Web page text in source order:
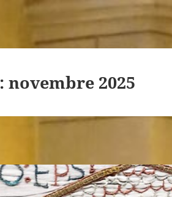
novembre 2025